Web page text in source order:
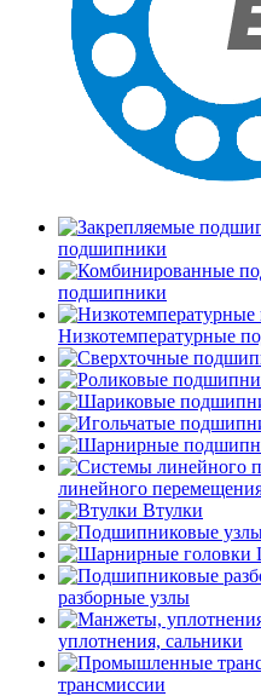
подшипники
подшипники
Низкотемпературные
линейного
Втулки
разборные узлы
уплотнения, сальники
трансмиссии